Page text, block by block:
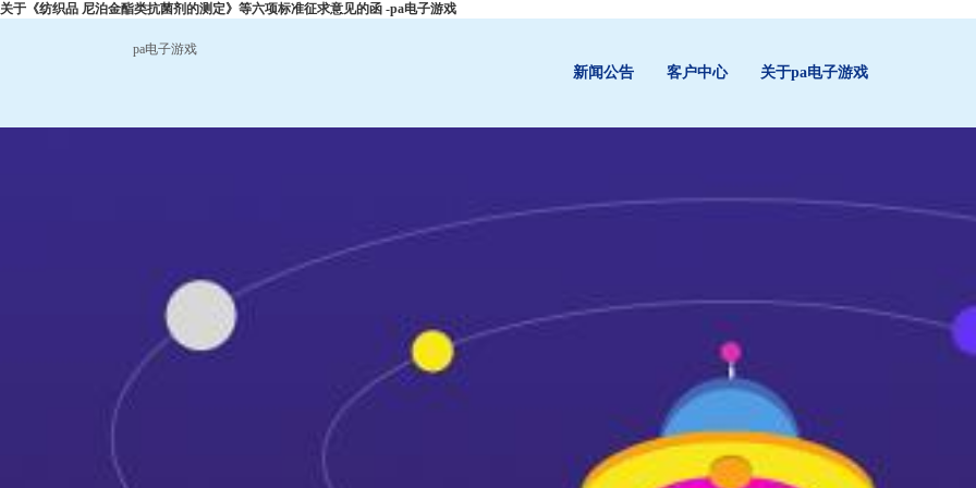
关于《纺织品 尼泊金酯类抗菌剂的测定》等六项标准征求意见的函 -pa电子游戏
pa电子游戏
新闻公告 客户中心 关于pa电子游戏